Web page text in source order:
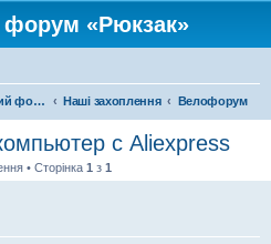
форум «Рюкзак»
Туристичний форум «Рюкзак» Наші захоплення Велофорум
с Aliexpress
• Сторінка 1 з 1